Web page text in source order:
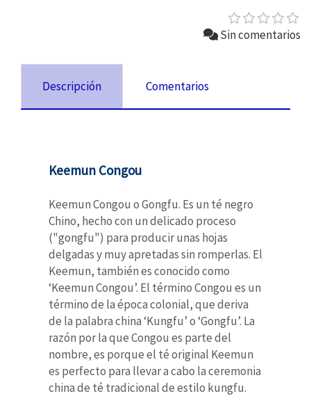
Sin comentarios
Descripción Comentarios
Keemun Congou
Keemun Congou o Gongfu. Es un té negro
Chino, hecho con un delicado proceso
("gongfu") para producir unas hojas
delgadas y muy apretadas sin romperlas. El
Keemun, también es conocido como
‘Keemun Congou’. El término Congou es un
término de la época colonial, que deriva
de la palabra china ‘Kungfu’ o ‘Gongfu’. La
razón por la que Congou es parte del
nombre, es porque el té original Keemun
es perfecto para llevar a cabo la ceremonia
china de té tradicional de estilo kungfu.